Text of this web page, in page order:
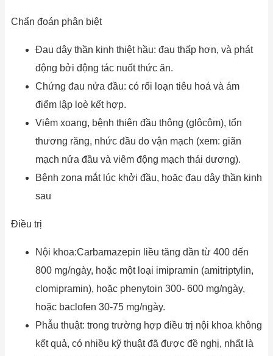
Chẩn đoán phân biệt
Đau dây thần kinh thiệt hầu: đau thấp hơn, và phát
động bởi động tác nuốt thức ăn.
Chứng đau nửa đầu: có rối loạn tiêu hoá và ám
điểm lập loè kết hợp.
Viêm xoang, bệnh thiên đầu thông (glôcôm), tổn
thương răng, nhức đầu do vận mạch (xem: giãn
mạch nửa đầu và viêm động mạch thái dương).
Bệnh zona mắt lúc khởi đầu, hoặc đau dây thần kinh
sau
Điều trị
Nội khoa:Carbamazepin liều tăng dần từ 400 đến
800 mg/ngày, hoặc một loại imipramin (amitriptylin,
clomipramin), hoặc phenytoin 300- 600 mg/ngày,
hoặc baclofen 30-75 mg/ngày.
Phẫu thuật: trong trường hợp điều trị nội khoa không
kết quả, có nhiều kỹ thuật đã được đề nghị, nhất là